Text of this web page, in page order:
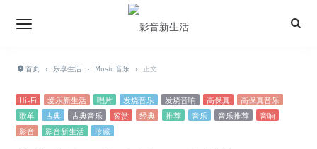
首页 › 乐享生活 › Music 音乐 › 正文
Hi-Fi 爱乐新生活 唱片 发烧音乐 发烧音响 高保真
高保真音乐
歌单
古典 古典音乐 鉴赏 经典 推荐 音乐 音乐推荐
音响
影音
影音新生活 珍藏